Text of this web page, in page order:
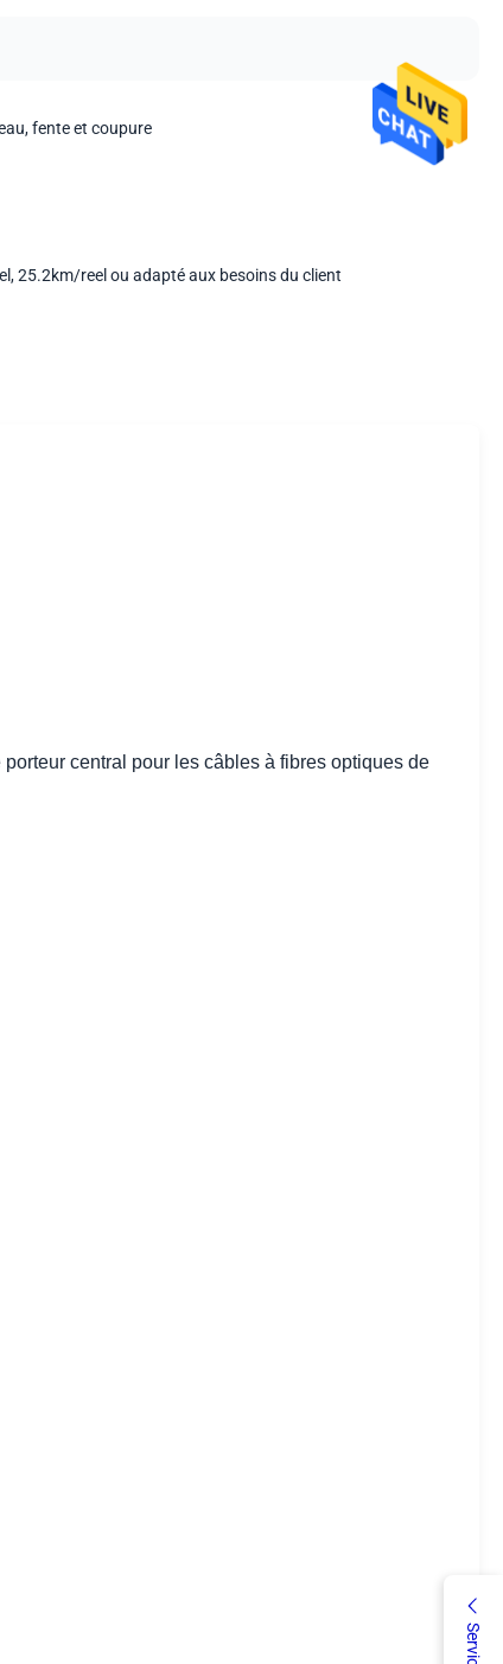
fente et coupure
25.2km/reel ou adapté aux besoins du client
central pour les câbles à fibres optiques de